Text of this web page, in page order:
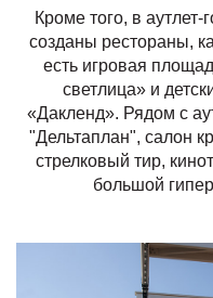
Кроме того, в
созданы рестораны,
есть игровая
светлица» и
«Дакленд». Рядом с
"Дельтаплан", салон
стрелковый тир,
большой